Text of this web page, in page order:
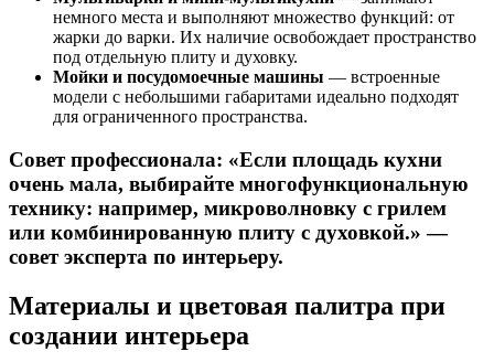
немного места и выполняют множество функций: от
жарки до варки. Их наличие освобождает пространство
под отдельную плиту и духовку.
Мойки и посудомоечные машины — встроенные
модели с небольшими габаритами идеально подходят
для ограниченного пространства.
Совет профессионала: «Если площадь кухни
очень мала, выбирайте многофункциональную
технику: например, микроволновку с грилем
или комбинированную плиту с духовкой.» —
совет эксперта по интерьеру.
Материалы и цветовая палитра при
создании интерьера